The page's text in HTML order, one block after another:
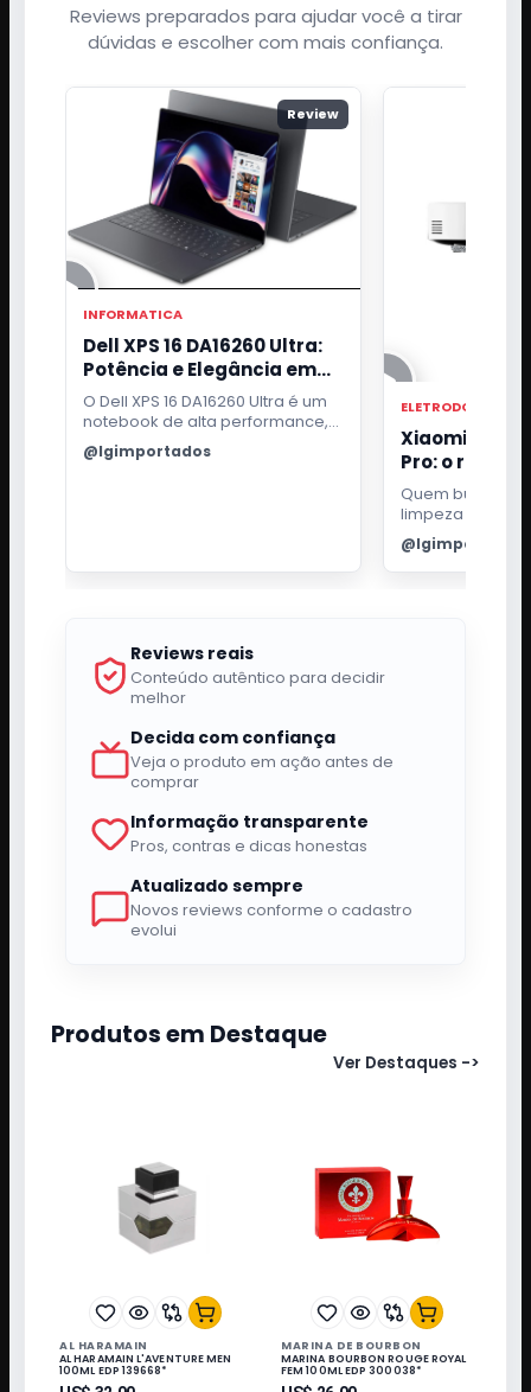
Reviews preparados para ajudar você a tirar
dúvidas e escolher com mais confiança.
Review
INFORMATICA
Dell XPS 16 DA16260 Ultra:
Potência e Elegância em
um Só Notebook
O Dell XPS 16 DA16260 Ultra é um
notebook de alta performance,
ideal para profissionais
exigentes. Com processador
@lgimportados
Xiaomi
Pro: o robô
passa pano
para a base
Quem busca
limpeza da
bom robô
fazer mais do
ambiente. Ele
@lgimportados
Reviews reais
Conteúdo autêntico para decidir
melhor
Decida com confiança
Veja o produto em ação antes de
comprar
Informação transparente
Pros, contras e dicas honestas
Atualizado sempre
Novos reviews conforme o cadastro
evolui
Produtos em Destaque
Ver Destaques ->
AL HARAMAIN
AL HARAMAIN L'AVENTURE MEN
100ML EDP 139668*
MARINA DE BOURBON
MARINA BOURBON ROUGE ROYAL
FEM 100ML EDP 300038*